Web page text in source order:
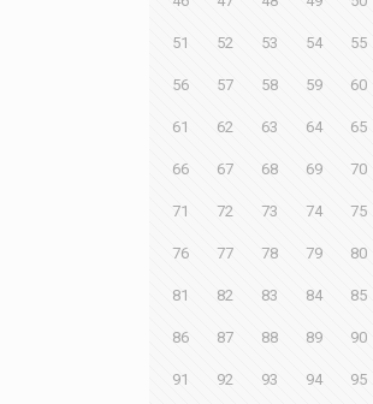
51 52 53 54 55
56 57 58 59 60
61 62 63 64 65
66 67 68 69 70
71 72 73 74 75
76 77 78 79 80
81 82 83 84 85
86 87 88 89 90
91 92 93 94 95